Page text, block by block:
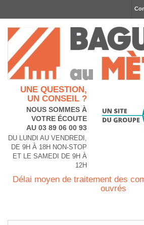
UNE QUESTION,
UN CONSEIL ?
NOUS SOMMES À
VOTRE ÉCOUTE
AU 03 89 06 00 93
DU LUNDI AU VENDREDI,
DE 9H À 18H NON-STOP
ET LE SAMEDI DE 9H À
12H
Délai moyen de traitement des
ouvrés